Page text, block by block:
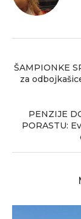
ŠAMPIONKE
za
PENZIJE
PORASTU: